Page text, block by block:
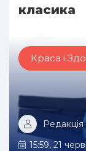
класика
Краса і
15:59, 21